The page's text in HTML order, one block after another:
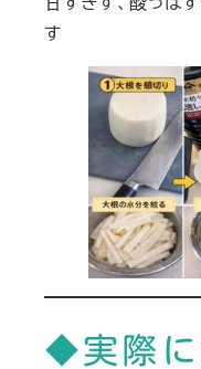
す
◆実際に